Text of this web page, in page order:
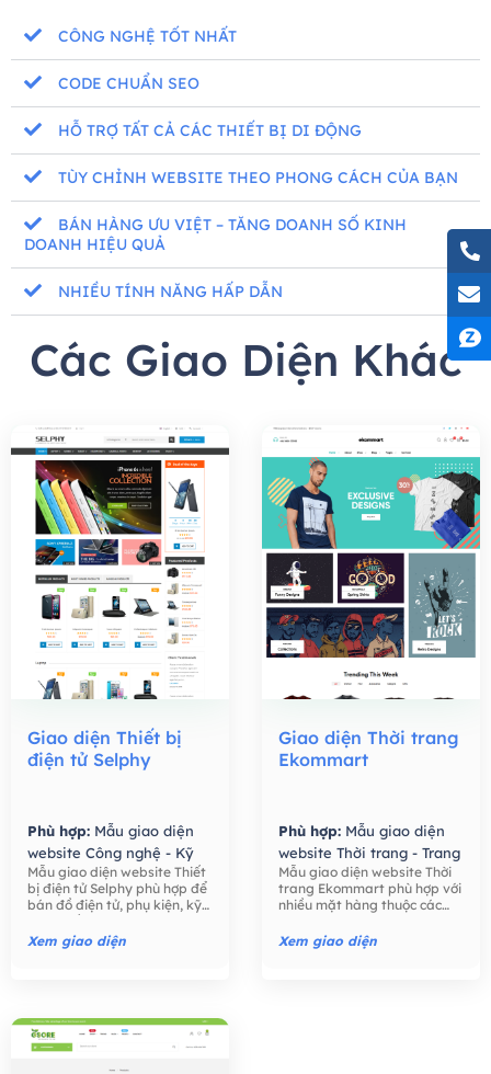
CÔNG NGHỆ TỐT NHẤT
CODE CHUẨN SEO
HỖ TRỢ TẤT CẢ CÁC THIẾT BỊ DI ĐỘNG
TÙY CHỈNH WEBSITE THEO PHONG CÁCH CỦA BẠN
BÁN HÀNG ƯU VIỆT – TĂNG DOANH SỐ KINH
DOANH HIỆU QUẢ
NHIỀU TÍNH NĂNG HẤP DẪN
Các Giao Diện Khác
Giao diện Thiết bị
điện tử Selphy
Phù hợp: Mẫu giao diện
website Công nghệ - Kỹ
thuật số,Mẫu giao diện
website Bán hàng -
Thương mại điện tử,
Mẫu giao diện website Thiết
bị điện tử Selphy phù hợp để
bán đồ điện tử, phụ kiện, kỹ
tính, máy ảnh, các phụ kiện
điện tử,….
Xem giao diện
Giao diện Thời trang
Ekommart
Phù hợp: Mẫu giao diện
website Thời trang - Trang
Sức,Mẫu giao diện
website Bán hàng -
Thương mại điện tử,
Mẫu giao diện website Thời
trang Ekommart phù hợp với
nhiều mặt hàng thuộc các
thực phẩm, công nghệ, đồ
chơi trẻ em, đồng hồ, …
Xem giao diện